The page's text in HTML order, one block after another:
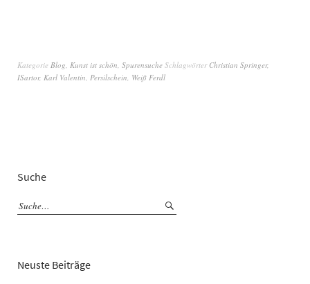
Kategorie Blog, Kunst ist schön, Spurensuche Schlagwörter Christian Springer,
ISartor, Karl Valentin, Persilschein, Weiß Ferdl
Suche
Neuste Beiträge